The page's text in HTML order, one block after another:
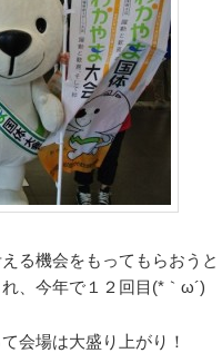
る機会をもってもらおうと
、今年で１２回目(*｀ω´)
会場は大盛り上がり！